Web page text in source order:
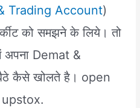
Trading Account)
को समझने के लिये। तो
अपना Demat &
कैसे खोलते है। open